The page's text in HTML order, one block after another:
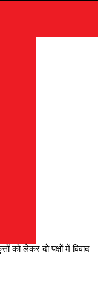
को लेकर दो पक्षों में विवाद